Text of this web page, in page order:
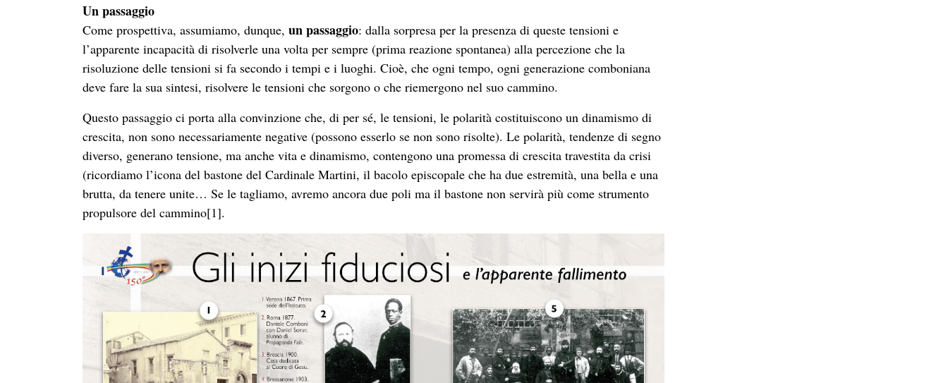
Un passaggio
Come prospettiva, assumiamo, dunque, un passaggio: dalla sorpresa per la presenza di queste tensioni e
l’apparente incapacità di risolverle una volta per sempre (prima reazione spontanea) alla percezione che la
risoluzione delle tensioni si fa secondo i tempi e i luoghi. Cioè, che ogni tempo, ogni generazione comboniana
deve fare la sua sintesi, risolvere le tensioni che sorgono o che riemergono nel suo cammino.
Questo passaggio ci porta alla convinzione che, di per sé, le tensioni, le polarità costituiscono un dinamismo di
crescita, non sono necessariamente negative (possono esserlo se non sono risolte). Le polarità, tendenze di segno
diverso, generano tensione, ma anche vita e dinamismo, contengono una promessa di crescita travestita da crisi
(ricordiamo l’icona del bastone del Cardinale Martini, il bacolo episcopale che ha due estremità, una bella e una
brutta, da tenere unite… Se le tagliamo, avremo ancora due poli ma il bastone non servirà più come strumento
propulsore del cammino[1].